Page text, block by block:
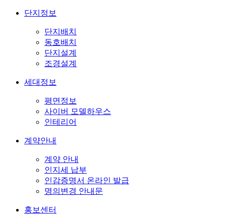
단지정보
단지배치
동호배치
단지설계
조경설계
세대정보
평면정보
사이버 모델하우스
인테리어
계약안내
계약 안내
인지세 납부
인감증명서 온라인 발급
명의변경 안내문
홍보센터